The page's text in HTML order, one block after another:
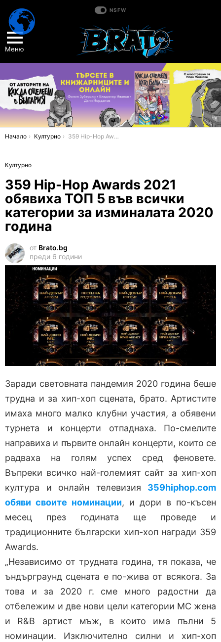
NSFW
Меню
You are here:
Начало Културно 359 Hip-Hop Awards 2021 обявиха ТОП 5 във всички категории за изминалата 2020 година
Културно
359 Hip-Hop Awards 2021
обявиха ТОП 5 във всички
категории за изминалата 2020
година
от Brato.bg
преди 6 години
Заради световната пандемия 2020 година беше
трудна и за хип-хоп сцената, брато. Артистите
имаха много малко клубни участия, а обявени
турнета и концерти отпаднаха. По-смелите
направиха и първите онлайн концерти, които се
радваха на голям успех сред феновете.
Въпреки всичко най-големият сайт за хип-хоп
култура и онлайн телевизия 359hiphop.com
обяви своите номинации, и дори в по-късен
месец през годината ще проведе и
традиционните български хип-хоп награди 359
Awards.
„Независимо от трудната година, тя показа, че
ъндърграунд сцената е по-жива от всякога. За
това и за 2020 г. сме много радостни да
отбележим и две нови цели категории МС жена
и R&B артист мъж, в които има пълни 5
номинации. Изключително силни и хип-хоп